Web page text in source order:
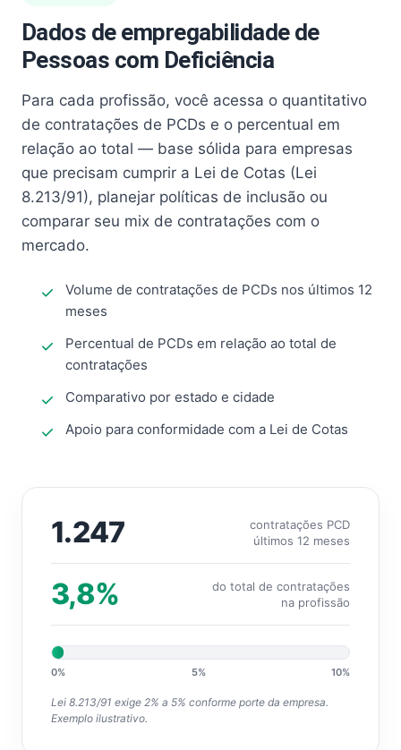
Dados de empregabilidade de
Pessoas com Deficiência
Para cada profissão, você acessa o quantitativo
de contratações de PCDs e o percentual em
relação ao total — base sólida para empresas
que precisam cumprir a Lei de Cotas (Lei
8.213/91), planejar políticas de inclusão ou
comparar seu mix de contratações com o
mercado.
Volume de contratações de PCDs nos últimos 12
meses
Percentual de PCDs em relação ao total de
contratações
Comparativo por estado e cidade
Apoio para conformidade com a Lei de Cotas
1.247
contratações PCD
últimos 12 meses
3,8%
do total de contratações
na profissão
0% 5% 10%
Lei 8.213/91 exige 2% a 5% conforme porte da empresa.
Exemplo ilustrativo.